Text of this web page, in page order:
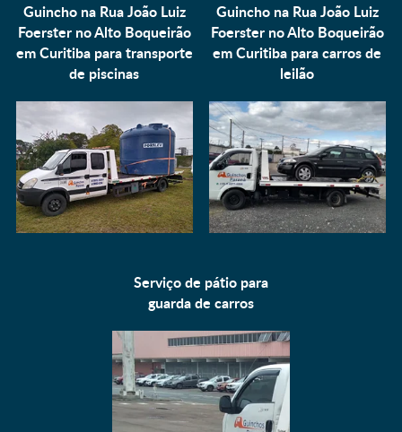
Guincho na Rua João Luiz
Foerster no Alto Boqueirão
em Curitiba paratransporte
de piscinas
Guincho na Rua João Luiz
Foerster no Alto Boqueirão
em Curitiba paracarros de
leilão
Serviço de pátio para
guarda de carros